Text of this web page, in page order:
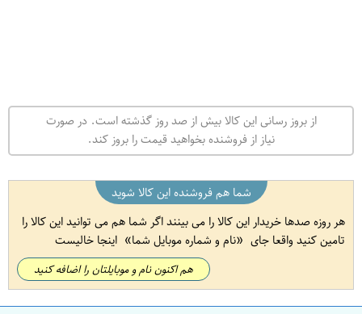
از بروز رسانی این کالا بیش از صد روز گذشته است. در صورت
نیاز از فروشنده بخواهید قیمت را بروز کند.
شما هم فروشنده این کالا شوید
هر روزه صدها خریدار این کالا را می بینند اگر شما هم می توانید این کالا را
تامین کنید واقعا جای
نام و شماره موبایل شما اینجا خالیست
هم اکنون نام و موبایلتان را اضافه کنید